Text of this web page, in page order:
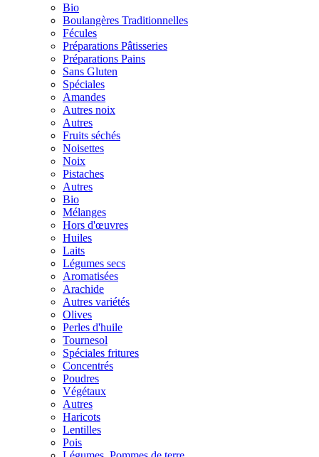
Bio
Boulangères Traditionnelles
Fécules
Préparations Pâtisseries
Préparations Pains
Sans Gluten
Spéciales
Amandes
Autres noix
Autres
Fruits séchés
Noisettes
Noix
Pistaches
Autres
Bio
Mélanges
Hors d'œuvres
Huiles
Laits
Légumes secs
Aromatisées
Arachide
Autres variétés
Olives
Perles d'huile
Tournesol
Spéciales fritures
Concentrés
Poudres
Végétaux
Autres
Haricots
Lentilles
Pois